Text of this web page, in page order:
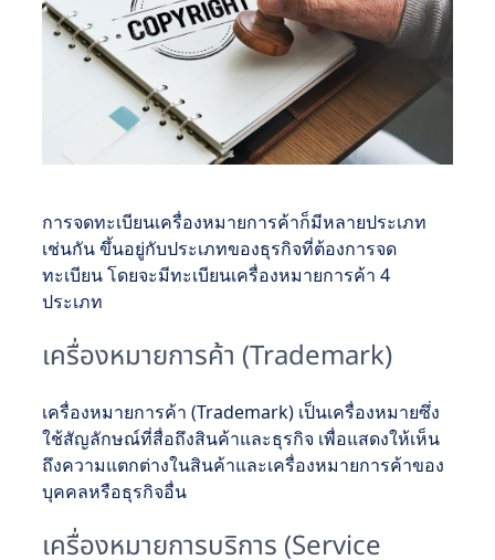
การจดทะเบียนเครื่องหมายการค้าก็มีหลายประเภท
เช่นกัน ขึ้นอยู่กับประเภทของธุรกิจที่ต้องการจด
ทะเบียน โดยจะมีทะเบียนเครื่องหมายการค้า 4
ประเภท
เครื่องหมายการค้า (Trademark)
เครื่องหมายการค้า (Trademark) เป็นเครื่องหมายซึ่ง
ใช้สัญลักษณ์ที่สื่อถึงสินค้าและธุรกิจ เพื่อแสดงให้เห็น
ถึงความแตกต่างในสินค้าและเครื่องหมายการค้าของ
บุคคลหรือธุรกิจอื่น
เครื่องหมายการบริการ (Service